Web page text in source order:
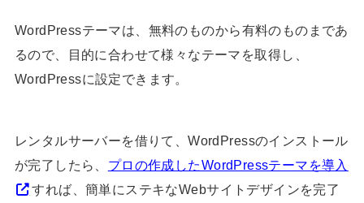
WordPressテーマは、無料のものから有料のものまであ
るので、目的に合わせて様々なテーマを取得し、
WordPressに設定できます。
レンタルサーバーを借りて、WordPressのインストール
が完了したら、 プロの作成したWordPressテーマを導入
すれば、簡単にステキなWebサイトデザインを完了